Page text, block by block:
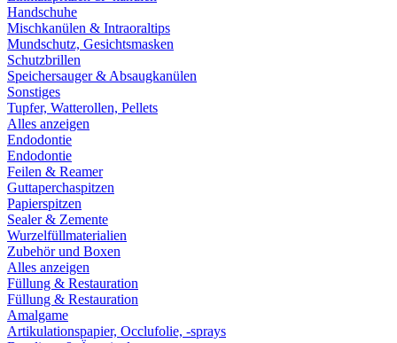
Handschuhe
Mischkanülen & Intraoraltips
Mundschutz, Gesichtsmasken
Schutzbrillen
Speichersauger & Absaugkanülen
Sonstiges
Tupfer, Watterollen, Pellets
Alles anzeigen
Endodontie
Endodontie
Feilen & Reamer
Guttaperchaspitzen
Papierspitzen
Sealer & Zemente
Wurzelfüllmaterialien
Zubehör und Boxen
Alles anzeigen
Füllung & Restauration
Füllung & Restauration
Amalgame
Artikulationspapier, Occlufolie, -sprays